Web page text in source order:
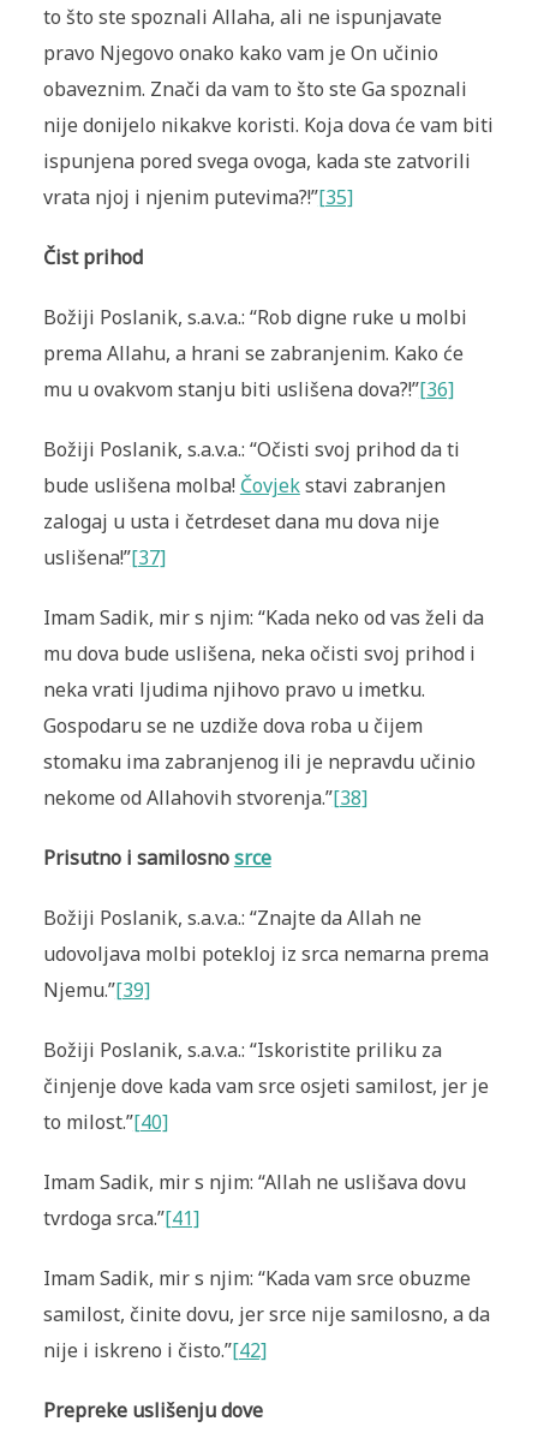
to što ste spoznali Allaha, ali ne ispunjavate
pravo Njegovo onako kako vam je On učinio
obaveznim. Znači da vam to što ste Ga spoznali
nije donijelo nikakve koristi. Koja dova će vam biti
ispunjena pored svega ovoga, kada ste zatvorili
vrata njoj i njenim putevima?!”[35]
Čist prihod
Božiji Poslanik, s.a.v.a.: “Rob digne ruke u molbi
prema Allahu, a hrani se zabranjenim. Kako će
mu u ovakvom stanju biti uslišena dova?!”[36]
Božiji Poslanik, s.a.v.a.: “Očisti svoj prihod da ti
bude uslišena molba! Čovjekstavi zabranjen
zalogaj u usta i četrdeset dana mu dova nije
uslišena!”[37]
Imam Sadik, mir s njim: “Kada neko od vas želi da
mu dova bude uslišena, neka očisti svoj prihod i
neka vrati ljudima njihovo pravo u imetku.
Gospodaru se ne uzdiže dova roba u čijem
stomaku ima zabranjenog ili je nepravdu učinio
nekome od Allahovih stvorenja.”[38]
Prisutno i samilosnosrce
Božiji Poslanik, s.a.v.a.: “Znajte da Allah ne
udovoljava molbi potekloj iz srca nemarna prema
Njemu.”[39]
Božiji Poslanik, s.a.v.a.: “Iskoristite priliku za
činjenje dove kada vam srce osjeti samilost, jer je
to milost.”[40]
Imam Sadik, mir s njim: “Allah ne uslišava dovu
tvrdoga srca.”[41]
Imam Sadik, mir s njim: “Kada vam srce obuzme
samilost, činite dovu, jer srce nije samilosno, a da
nije i iskreno i čisto.”[42]
Prepreke uslišenju dove